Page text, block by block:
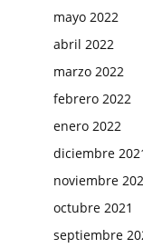
mayo 2022
abril 2022
marzo 2022
febrero 2022
enero 2022
diciembre
noviembre
octubre 2021
septiembre